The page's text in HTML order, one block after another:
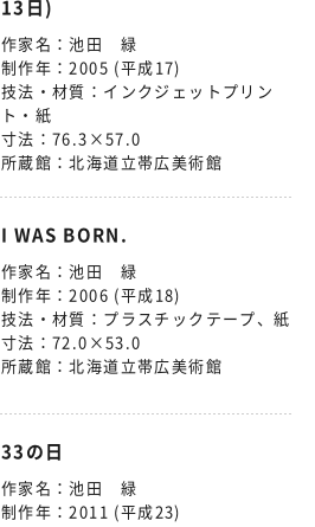
13日)
作家名：池田 緑
制作年：2005 (平成17)
技法・材質： インクジェットプリン
ト・紙
寸法： 76.3×57.0
所蔵館： 北海道立帯広美術館
I WAS BORN.
作家名：池田 緑
制作年：2006 (平成18)
技法・材質： プラスチックテープ、紙
寸法： 72.0×53.0
所蔵館： 北海道立帯広美術館
33の日
作家名：池田 緑
制作年：2011 (平成23)